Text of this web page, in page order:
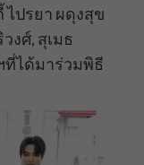
ไปรยา ผดุงสุข
งศ์, สุเมธ
ที่ได้มาร่วมพิธี